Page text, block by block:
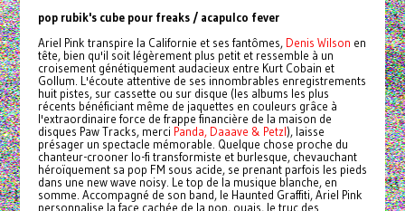
pop rubik's cube pour freaks / acapulco fever
Ariel Pink transpire la Californie et ses fantômes, Denis Wilson en
tête, bien qu'il soit légèrement plus petit et ressemble à un
croisement génétiquement audacieux entre Kurt Cobain et
Gollum. L'écoute attentive de ses innombrables enregistrements
huit pistes, sur cassette ou sur disque (les albums les plus
récents bénéficiant même de jaquettes en couleurs grâce à
l'extraordinaire force de frappe financière de la maison de
disques Paw Tracks, merci Panda, Daaave & Petzl), laisse
présager un spectacle mémorable. Quelque chose proche du
chanteur-crooner lo-fi transformiste et burlesque, chevauchant
héroïquement sa pop FM sous acide, se prenant parfois les pieds
dans une new wave noisy. Le top de la musique blanche, en
somme. Accompagné de son band, le Haunted Graffiti, Ariel Pink
personnalise la face cachée de la pop, ouais, le truc des